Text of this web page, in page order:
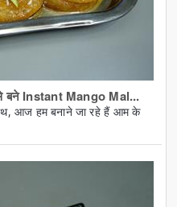
Instant Mango Mal...
आज हम बनाने जा रहे हैं आम के